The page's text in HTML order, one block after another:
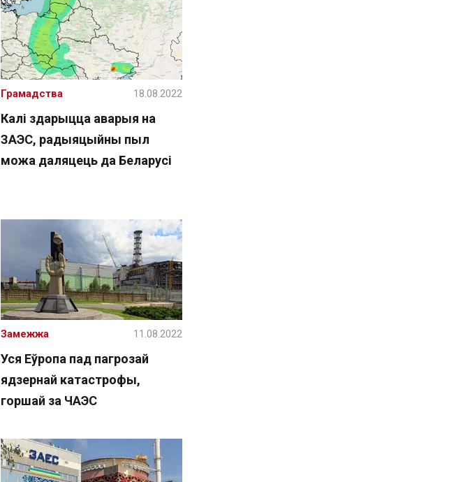
Калі здарыцца аварыя на
ЗАЭС, радыяцыйны пыл
можа даляцець да Беларусі
Грамадства 18.08.2022
Уся Еўропа пад пагрозай
ядзернай катастрофы,
горшай за ЧАЭС
Замежжа 11.08.2022